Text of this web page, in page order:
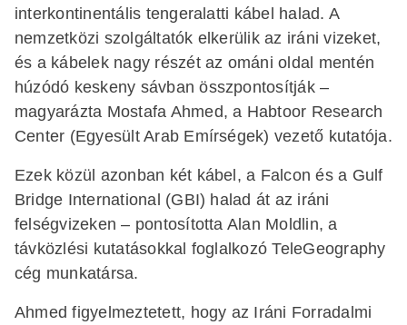
interkontinentális tengeralatti kábel halad. A
nemzetközi szolgáltatók elkerülik az iráni vizeket,
és a kábelek nagy részét az ománi oldal mentén
húzódó keskeny sávban összpontosítják –
magyarázta Mostafa Ahmed, a Habtoor Research
Center (Egyesült Arab Emírségek) vezető kutatója.
Ezek közül azonban két kábel, a Falcon és a Gulf
Bridge International (GBI) halad át az iráni
felségvizeken – pontosította Alan Moldlin, a
távközlési kutatásokkal foglalkozó TeleGeography
cég munkatársa.
Ahmed figyelmeztetett, hogy az Iráni Forradalmi